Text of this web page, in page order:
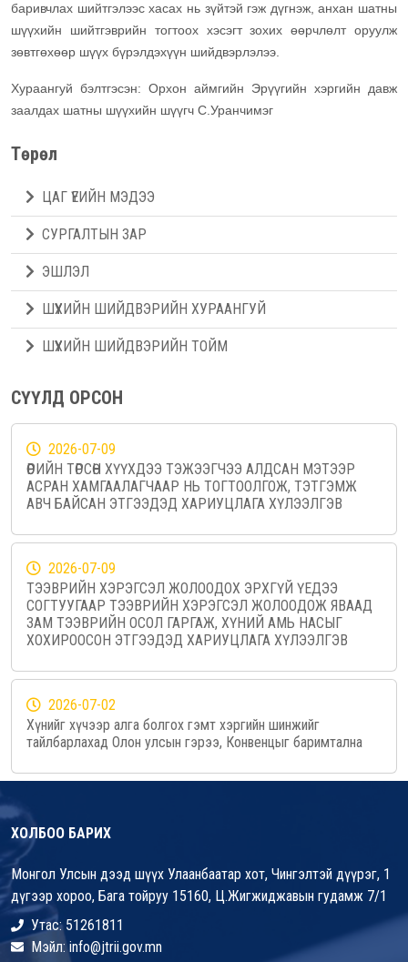
баривчлах шийтгэлээс хасах нь зүйтэй гэж дүгнэж, анхан шатны
шүүхийн шийтгэврийн тогтоох хэсэгт зохих өөрчлөлт оруулж
зөвтгөхөөр шүүх бүрэлдэхүүн шийдвэрлэлээ.
Хураангуй бэлтгэсэн: Орхон аймгийн
Эрүүгийн хэргийн давж
заалдах шатны шүүхийн шүүгч С.Уранчимэг
Төрөл
ЦАГ ҮЕИЙН МЭДЭЭ
СУРГАЛТЫН ЗАР
ЭШЛЭЛ
ШҮҮХИЙН ШИЙДВЭРИЙН ХУРААНГУЙ
ШҮҮХИЙН ШИЙДВЭРИЙН ТОЙМ
СҮҮЛД ОРСОН
2026-07-09
ӨӨРИЙН ТӨРСӨН ХҮҮХДЭЭ ТЭЖЭЭГЧЭЭ АЛДСАН МЭТЭЭР
АСРАН ХАМГААЛАГЧААР НЬ ТОГТООЛГОЖ, ТЭТГЭМЖ
АВЧ БАЙСАН ЭТГЭЭДЭД ХАРИУЦЛАГА ХҮЛЭЭЛГЭВ
2026-07-09
ТЭЭВРИЙН ХЭРЭГСЭЛ ЖОЛООДОХ ЭРХГҮЙ ҮЕДЭЭ
СОГТУУГААР ТЭЭВРИЙН ХЭРЭГСЭЛ ЖОЛООДОЖ ЯВААД
ЗАМ ТЭЭВРИЙН ОСОЛ ГАРГАЖ, ХҮНИЙ АМЬ НАСЫГ
ХОХИРООСОН ЭТГЭЭДЭД ХАРИУЦЛАГА ХҮЛЭЭЛГЭВ
2026-07-02
Хүнийг хүчээр алга болгох гэмт хэргийн шинжийг
тайлбарлахад Олон улсын гэрээ, Конвенцыг баримтална
ХОЛБОО БАРИХ
Монгол Улсын дээд шүүх Улаанбаатар хот, Чингэлтэй дүүрэг, 1
дүгээр хороо, Бага тойруу 15160, Ц.Жигжиджавын гудамж 7/1
Утас: 51261811
Мэйл: info@jtrii.gov.mn